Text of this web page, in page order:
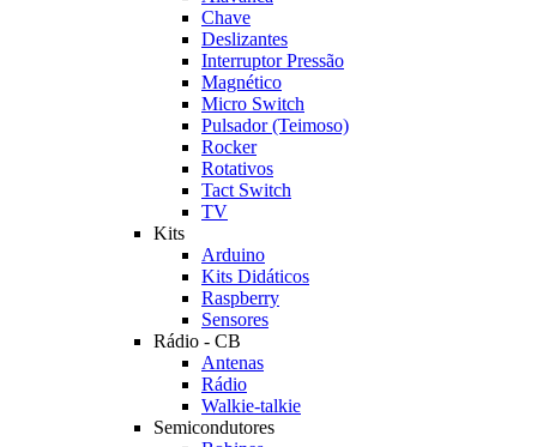
Chave
Deslizantes
Interruptor Pressão
Magnético
Micro Switch
Pulsador (Teimoso)
Rocker
Rotativos
Tact Switch
TV
Kits
Arduino
Kits Didáticos
Raspberry
Sensores
Rádio - CB
Antenas
Rádio
Walkie-talkie
Semicondutores